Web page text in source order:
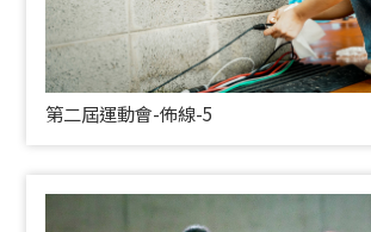
第二屆運動會-佈線-5